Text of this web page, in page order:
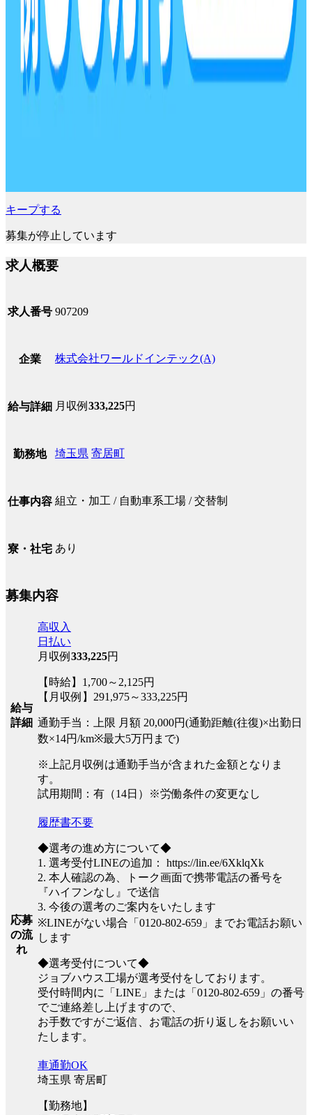
キープする
募集が停止しています
求人概要
求人番号 907209
企業 株式会社ワールドインテック(A)
給与詳細 月収例 333,225円
勤務地 埼玉県 寄居町
仕事内容 組立・加工 / 自動車系工場 / 交替制
寮・社宅 あり
募集内容
給与
詳細
高収入
日払い
月収例 333,225円
【時給】1,700～2,125円
【月収例】291,975～333,225円
通勤手当：上限 月額 20,000円(通勤距離(往復)×出勤日
数×14円/km※最大5万円まで)
※上記月収例は通勤手当が含まれた金額となりま
す。
試用期間：有（14日）※労働条件の変更なし
応募
の流
れ
履歴書不要
◆選考の進め方について◆
1. 選考受付LINEの追加： https://lin.ee/6XklqXk
2. 本人確認の為、トーク画面で携帯電話の番号を
『ハイフンなし』で送信
3. 今後の選考のご案内をいたします
※LINEがない場合「0120-802-659」までお電話お願い
します
◆選考受付について◆
ジョブハウス工場が選考受付をしております。
受付時間内に「LINE」または「0120-802-659」の番号
でご連絡差し上げますので、
お手数ですがご返信、お電話の折り返しをお願いい
たします。
車通勤OK
埼玉県 寄居町
【勤務地】